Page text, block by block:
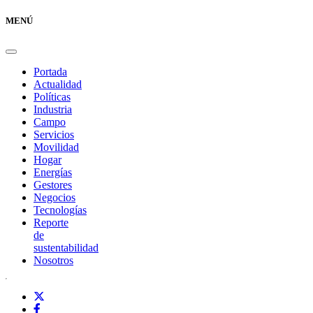
MENÚ
Portada
Actualidad
Políticas
Industria
Campo
Servicios
Movilidad
Hogar
Energías
Gestores
Negocios
Tecnologías
Reporte
de
sustentabilidad
Nosotros